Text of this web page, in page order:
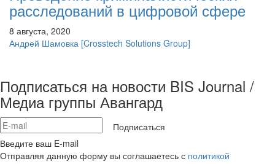
расследований в цифровой сфере
8 августа, 2020
Андрей Шамовка [Crosstech Solutions Group]
Подписаться на новости BIS Journal /
Медиа группы Авангард
Подписаться
Введите ваш E-mail
Отправляя данную форму вы соглашаетесь с политикой